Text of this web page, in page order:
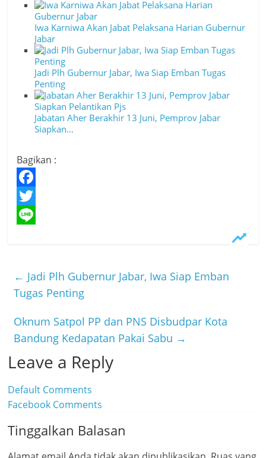
Iwa Karniwa Akan Jabat Pelaksana Harian Gubernur
Jabar
Jadi Plh Gubernur Jabar, Iwa Siap Emban Tugas
Penting
Jabatan Aher Berakhir 13 Juni, Pemprov Jabar
Siapkan…
Bagikan :
F
a
o
k
T
t
r
e
← Jadi Plh Gubernur Jabar, Iwa Siap Emban
Tugas Penting
Oknum Satpol PP dan PNS Disbudpar Kota
Bandung Kedapatan Pakai Sabu →
Leave a Reply
Default Comments
Facebook Comments
Tinggalkan Balasan